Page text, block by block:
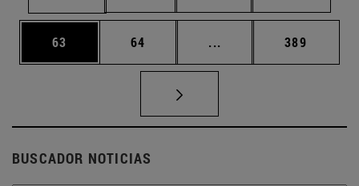
Página
63 Página
64 ... Páginas intermedias
Página
389
BUSCADOR NOTICIAS